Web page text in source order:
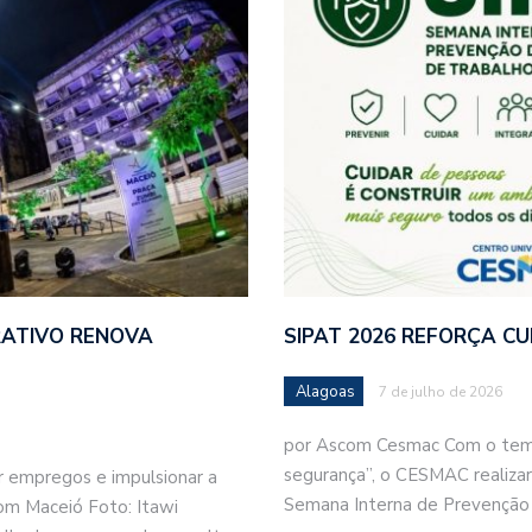
RENOVA
e impulsionar a
Maceió Foto: Itawi
SIPAT 2026 REFORÇA
Alagoas 7 de julho de 2026
por Ascom Cesmac Com o
segurança”, o CESMAC
Semana Interna de